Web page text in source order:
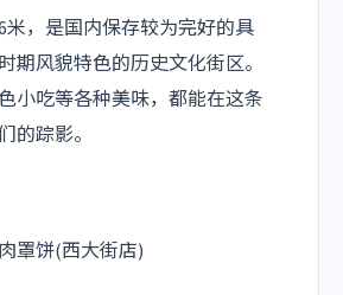
米，是国内保存较为完好的具
期风貌特色的历史文化街区。
小吃等各种美味，都能在这条
的踪影。
罩饼(西大街店)